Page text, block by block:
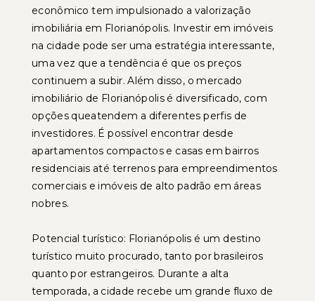
econômico tem impulsionado a valorização
imobiliária em Florianópolis. Investir em imóveis
na cidade pode ser uma estratégia interessante,
uma vez que a tendência é que os preços
continuem a subir. Além disso, o mercado
imobiliário de Florianópolis é diversificado, com
opções queatendem a diferentes perfis de
investidores. É possível encontrar desde
apartamentos compactos e casas em bairros
residenciais até terrenos para empreendimentos
comerciais e imóveis de alto padrão em áreas
nobres.
Potencial turístico: Florianópolis é um destino
turístico muito procurado, tanto por brasileiros
quanto por estrangeiros. Durante a alta
temporada, a cidade recebe um grande fluxo de